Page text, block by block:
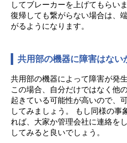
してブレーカーを上げてもらい
復帰しても繋がらない場合は、
がるようになります。
共用部の機器に障害はない
共用部の機器によって障害が発
この場合、自分だけではなく他
起きている可能性が高いので、
してみましょう。 もし同様の事
れば、大家か管理会社に連絡を
してみると良いでしょう。